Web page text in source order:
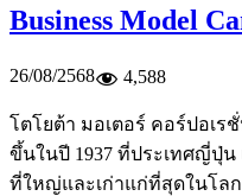
Business Model
26/08/2568 4,588
โตโยต้า มอเตอร์ คอร์ปอเรชั่
ขึ้นในปี 1937 ที่ประเทศญี่ปุ่
ที่ใหญ่และเก่าแก่ที่สุดในโลก